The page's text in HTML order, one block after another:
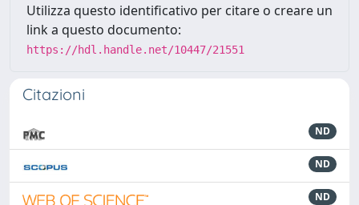
Utilizza questo identificativo per citare o creare un
link a questo documento:
https://hdl.handle.net/10447/21551
Citazioni
ND
ND
ND